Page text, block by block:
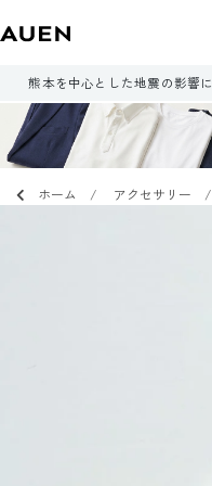
熊本を中心とした地震の影響
ホーム アクセサリー